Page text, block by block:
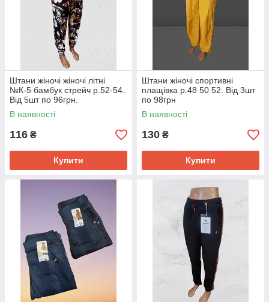
Штани жіночі жіночі літні
№К-5 бамбук стрейч р.52-54.
Від 5шт по 96грн.
В наявності
116 ₴
Купити
Штани жіночі спортивні
плащівка р.48 50 52. Від 3шт
по 98грн
В наявності
130 ₴
Купити